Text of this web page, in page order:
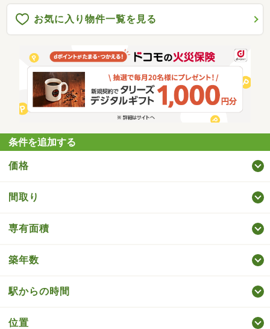
お気に入り物件一覧を見る
条件を追加する
価格
間取り
専有面積
築年数
駅からの時間
位置